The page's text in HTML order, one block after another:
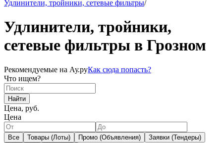
Удлинители, тройники, сетевые фильтры/
Удлинители, тройники,
сетевые фильтры в Грозном
Рекомендуемые на Ау.руКак сюда попасть?
Что ищем?
Найти
Цена, руб.
Цена
Все Товары (Лоты) Промо (Объявления)
Заявки (Тендеры)